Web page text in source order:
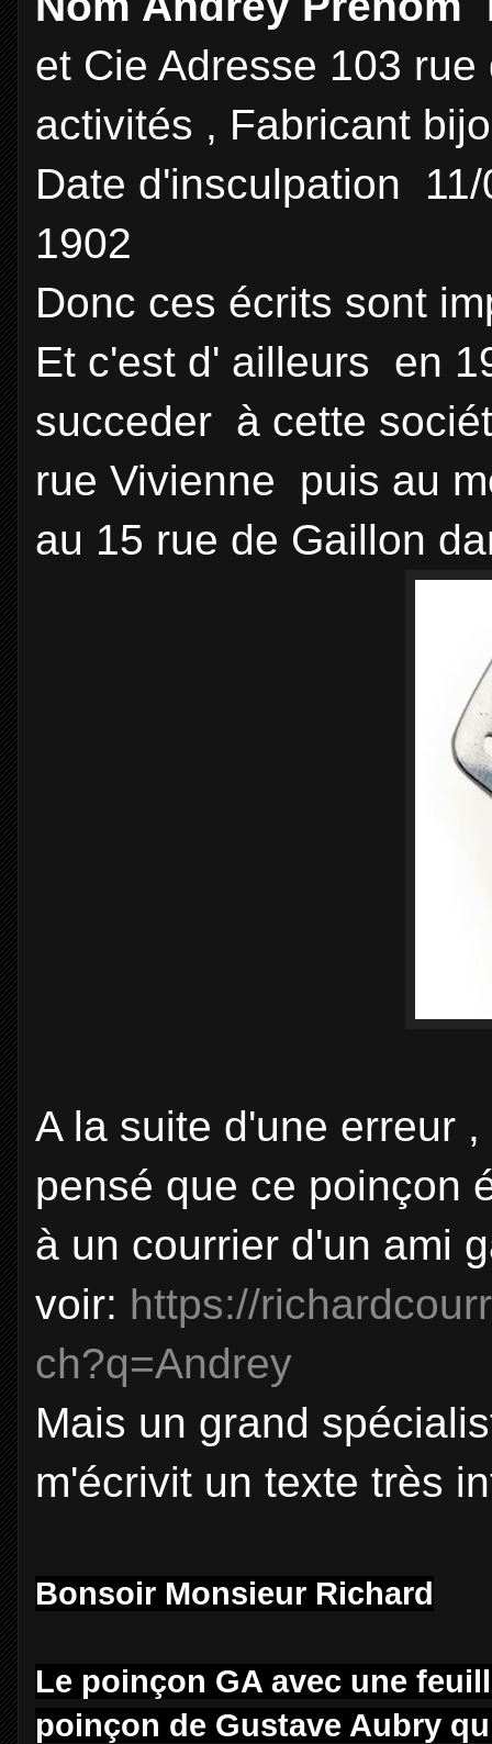
et Cie Adresse 103
activités , Fabricant
Date d'insculpation
1902
Donc ces écrits sont
Et c'est d' ailleurs en
succeder à cette
rue Vivienne puis au
au 15 rue de Gaillon
A la suite d'une erreur
pensé que ce poinçon
à un courrier d'un ami
voir: https://
ch?q=Andrey
Mais un grand
m'écrivit un texte très
Bonsoir Monsieur Richard
Le poinçon GA avec une
poinçon de Gustave Aubry